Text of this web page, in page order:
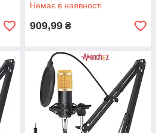
Немає в наявності
909,99 ₴